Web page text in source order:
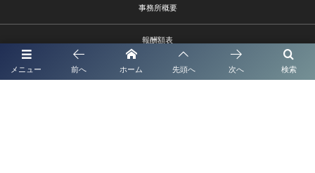
メニュー 検索
前へ ホーム 先頭へ 次へ
事務所概要
報酬額表
お問い合わせ